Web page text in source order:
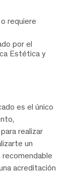
requiere
por el
Estética y
es el único
realizar
un
acreditación